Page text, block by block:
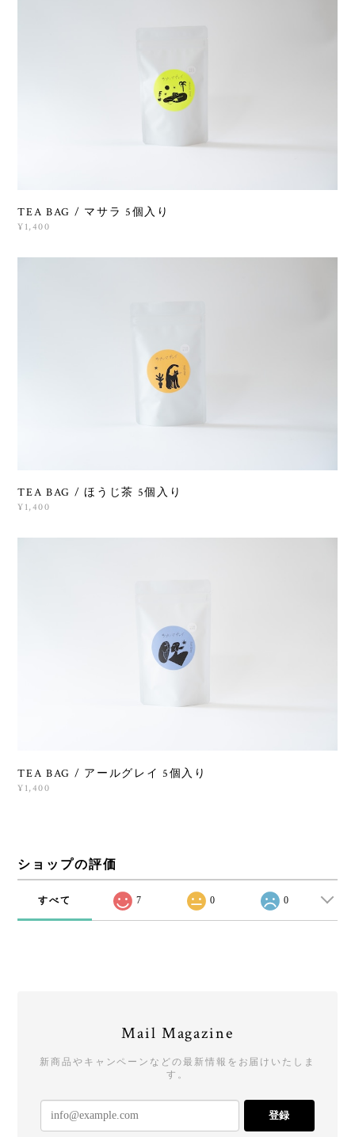
TEA BAG / マサラ 5個入り
¥1,400
TEA BAG / ほうじ茶 5個入り
¥1,400
TEA BAG / アールグレイ 5個入り
¥1,400
ショップの評価
すべて 7 0 0
Mail Magazine
新商品やキャンペーンなどの最新情報をお届けいたしま
す。
登録